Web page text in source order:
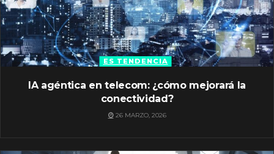
ES TENDENCIA
IA agéntica en telecom: ¿cómo mejorará la
conectividad?
26 MARZO, 2026